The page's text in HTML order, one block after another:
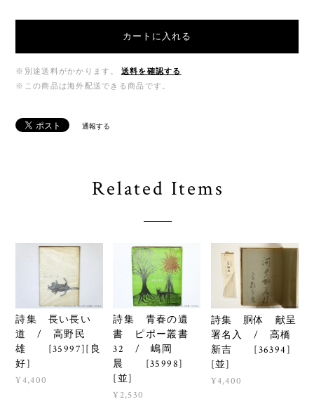
カートに入れる
※別途送料がかかります。
送料を確認する
※この商品は海外配送できる商品です。
通報する
Related Items
詩集 長い長い
道 / 高野民
雄 [35997][良
好]
¥4,400
詩集 青春の遺
書 ピポー叢書
32 / 嶋岡
晨 [35998]
[並]
¥2,530
詩集 胴体 献呈
署名入 / 高橋
新吉 [36394]
[並]
¥4,400